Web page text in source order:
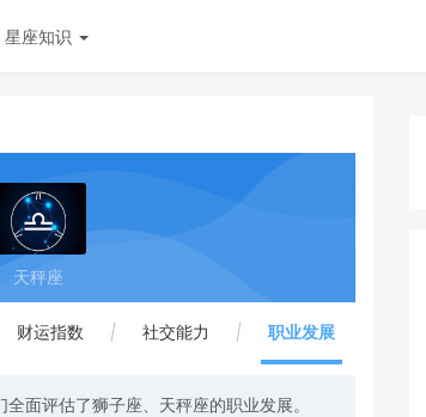
星座知识
天秤座
财运指数 | 社交能力 | 职业发展
面评估了狮子座、天秤座的职业发展。